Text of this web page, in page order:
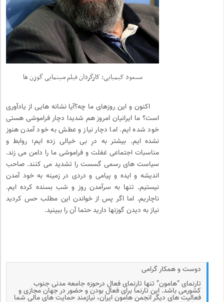
مسعود کیمیایی: کارگردان فیلم سینمایی گوزن ها
اکنون و این روزهای ما چه؟آیا نشانه هایی از یادآوری
است؟ ما ایرانیان امروز هم شدیدا دچار فراموشی هستی
خود شده ایم. اما دچار نیاز و عطش به خود آمدن هنوز
نشده ایم. بیشتر به درِ بی خیالی زده ایم؛ روابط و
مناسبات اجتماعی غفلت و فراموشی ما را دامن می زند.
سیاست های رسمی گسست را تشدید می کنند. صاحب
اندیشه و ایده و پیامی و دردی در زمینه به خود آمدن
نیستیم. تنها به سرآمدن روز و شب بسنده کرده ایم.
ناچاریم. اما اگر پس از خواندن این مطلب حس کردید
نیاز به دیدن گوزنها دارید حتما آن را ببینید.
دوست و همکار گرامی
تارنمای “هامون” تنها تارنمای فعال درحوزه جامعه مدنی جنوب
کشورمی باشد. این تارنما برای فعال بودن و حضور در جهان مجازی و
فعالیت های دیگر انجمن هامون ایران، نیازمند حمایت های مالی شما